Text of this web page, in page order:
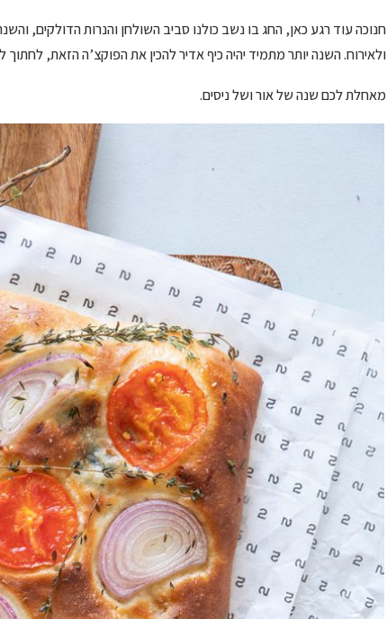
חנוכה עוד רגע כאן, החג בו נשב כולנו סביב השולחן והנרות הדולקים,
ולאירוח. השנה יותר מתמיד יהיה כיף אדיר להכין את הפוקצ’ה הזאת,
מאחלת לכם שנה של אור ושל ניסים.